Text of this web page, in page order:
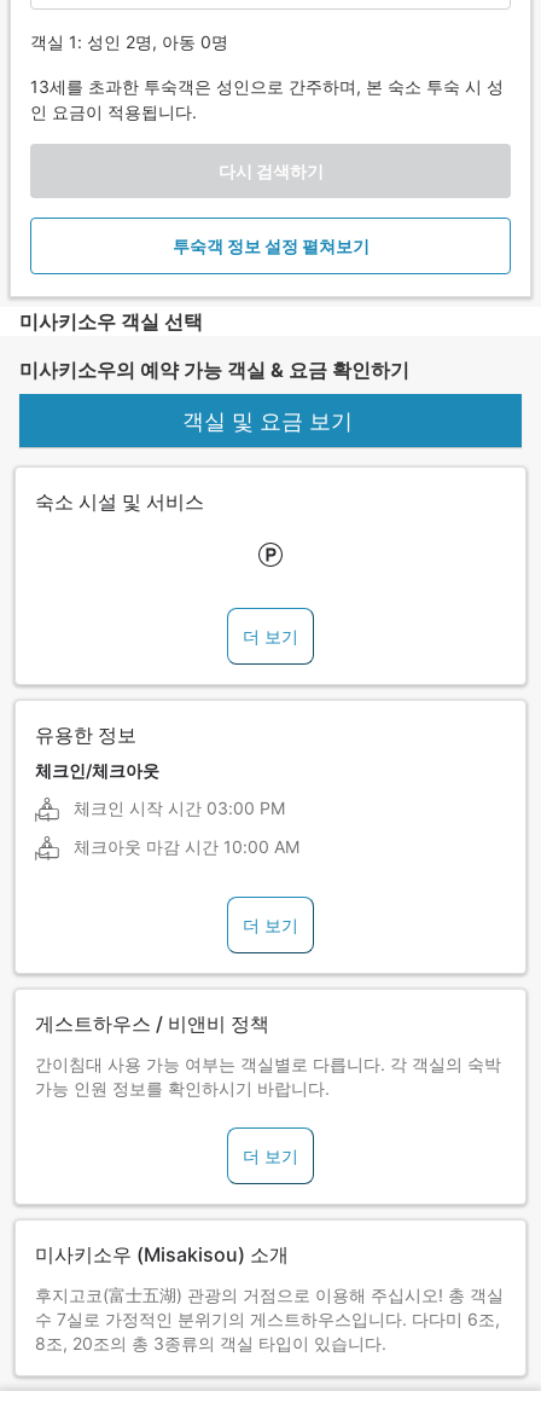
객실 1: 성인 2명, 아동 0명
13세를 초과한 투숙객은 성인으로 간주하며, 본 숙소 투숙 시 성
인 요금이 적용됩니다.
다시 검색하기
투숙객 정보 설정 펼쳐보기
미사키소우 객실 선택
미사키소우의 예약 가능 객실 & 요금 확인하기
객실 및 요금 보기
숙소 시설 및 서비스
더 보기
유용한 정보
체크인/체크아웃
체크인 시작 시간 03:00 PM
체크아웃 마감 시간 10:00 AM
더 보기
게스트하우스 / 비앤비 정책
간이침대 사용 가능 여부는 객실별로 다릅니다. 각 객실의 숙박
가능 인원 정보를 확인하시기 바랍니다.
더 보기
미사키소우 (Misakisou) 소개
후지고코(富士五湖) 관광의 거점으로 이용해 주십시오! 총 객실
수 7실로 가정적인 분위기의 게스트하우스입니다. 다다미 6조,
8조, 20조의 총 3종류의 객실 타입이 있습니다.